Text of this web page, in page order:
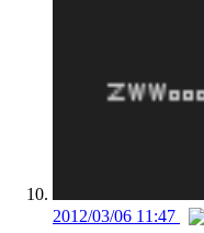
2012/03/06 11:47